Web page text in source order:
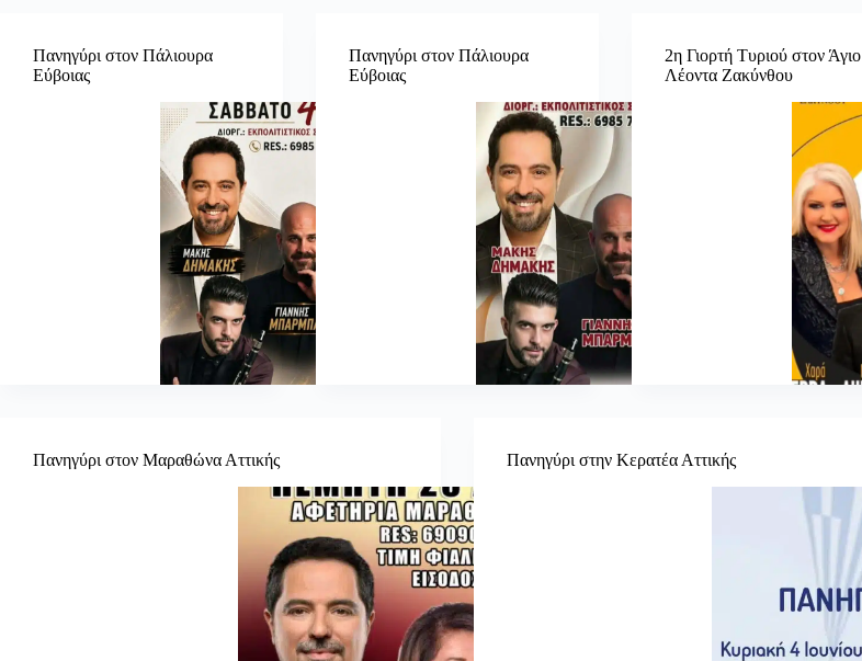
Πανηγύρι στον Πάλιουρα
Εύβοιας
Πανηγύρι στον Πάλιουρα
Εύβοιας
2η Γιορτή Τυριού στον Άγιο
Λέοντα Ζακύνθου
Πανηγύρι στον Μαραθώνα Αττικής Πανηγύρι στην Κερατέα Αττικής